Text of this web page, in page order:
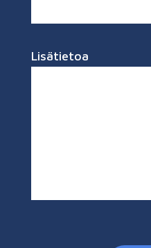
Lisätietoa